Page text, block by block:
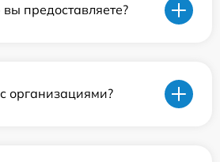
предоставляете?
организациями?